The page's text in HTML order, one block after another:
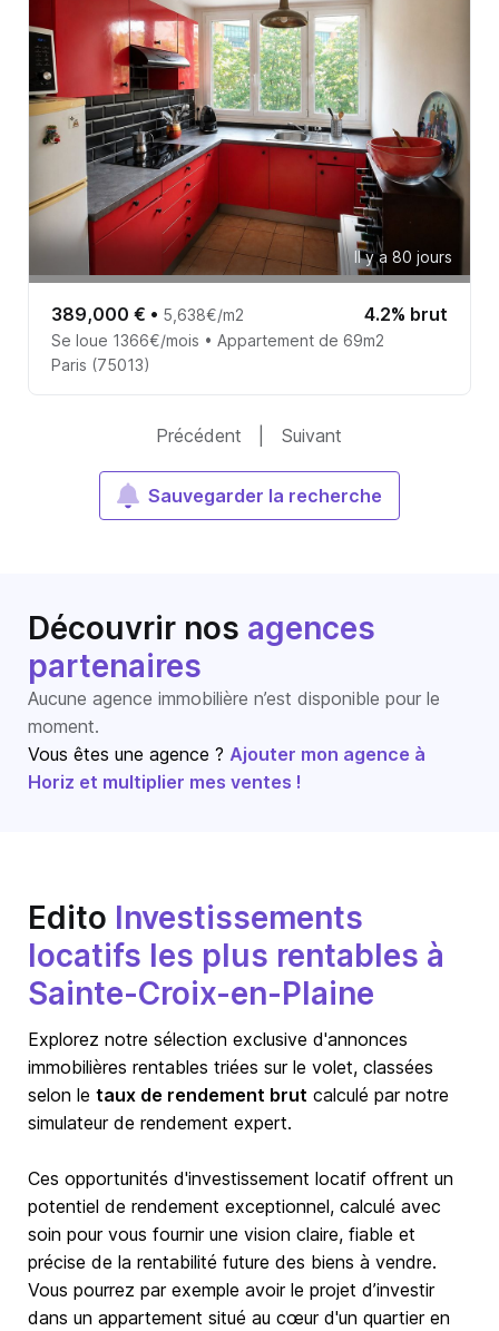
Il y a 80 jours
389,000 € • 5,638€/m2 4.2% brut
Se loue 1366€/mois • Appartement de 69m2
Paris (75013)
Précédent Suivant
Sauvegarder la recherche
Découvrir nos agences
partenaires
Aucune agence immobilière n’est disponible pour le
moment.
Vous êtes une agence ? Ajouter mon agence à
Horiz et multiplier mes ventes !
Edito Investissements
locatifs les plus rentables à
Sainte-Croix-en-Plaine
Explorez notre sélection exclusive d'annonces
immobilières rentables triées sur le volet, classées
selon le taux de rendement brut calculé par notre
simulateur de rendement expert.
Ces opportunités d'investissement locatif offrent un
potentiel de rendement exceptionnel, calculé avec
soin pour vous fournir une vision claire, fiable et
précise de la rentabilité future des biens à vendre.
Vous pourrez par exemple avoir le projet d’investir
dans un appartement situé au cœur d'un quartier en